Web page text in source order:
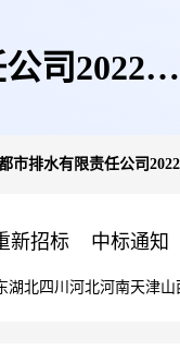
司2022年
市排水有限责任公司
新招标 中标通知
湖北四川 河北河南天津山